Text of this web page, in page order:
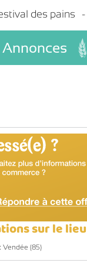
des pains
Annonces
sur le lieu
Vendée (85)